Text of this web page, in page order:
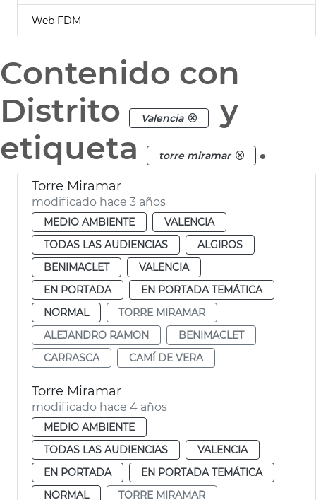
Web FDM
Contenido con
Distrito
Valencia
y
etiqueta
torre miramar .
Torre Miramar
modificado hace 3 años
MEDIO AMBIENTE
VALENCIA
TODAS LAS AUDIENCIAS
ALGIROS
BENIMACLET
VALENCIA
EN PORTADA
EN PORTADA TEMÁTICA
NORMAL
TORRE MIRAMAR
ALEJANDRO RAMON
BENIMACLET
CARRASCA
CAMÍ DE VERA
Torre Miramar
modificado hace 4 años
MEDIO AMBIENTE
TODAS LAS AUDIENCIAS
VALENCIA
EN PORTADA
EN PORTADA TEMÁTICA
NORMAL
TORRE MIRAMAR